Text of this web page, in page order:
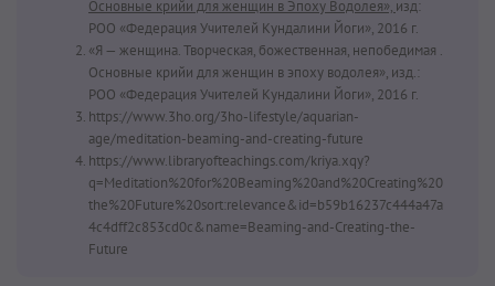
Основные крийи для женщин в Эпоху Водолея», изд:
РОО «Федерация Учителей Кундалини Йоги», 2016 г.
«Я — женщина. Творческая, божественная, непобедимая .
Основные крийи для женщин в эпоху водолея», изд.:
РОО «Федерация Учителей Кундалини Йоги», 2016 г.
https://www.3ho.org/3ho-lifestyle/aquarian-
age/meditation-beaming-and-creating-future
https://www.libraryofteachings.com/kriya.xqy?
q=Meditation%20for%20Beaming%20and%20Creating%20
the%20Future%20sort:relevance&id=b59b16237c444a47a
4c4dff2c853cd0c&name=Beaming-and-Creating-the-
Future